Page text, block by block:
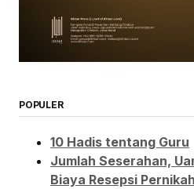
POPULER
10 Hadis tentang Guru
Jumlah Seserahan,
Biaya Resepsi